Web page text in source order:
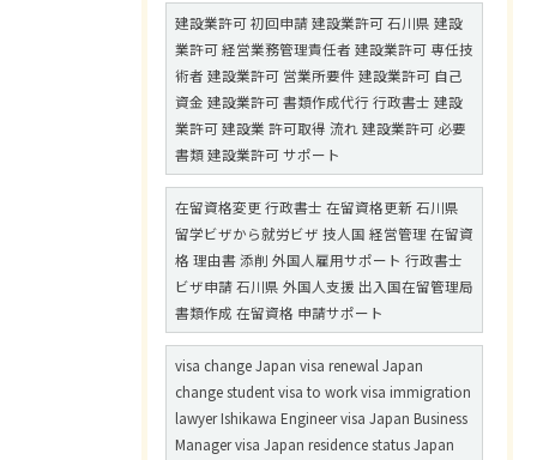
建設業許可 初回申請 建設業許可 石川県 建設
業許可 経営業務管理責任者 建設業許可 専任技
術者 建設業許可 営業所要件 建設業許可 自己
資金 建設業許可 書類作成代行 行政書士 建設
業許可 建設業 許可取得 流れ 建設業許可 必要
書類 建設業許可 サポート
在留資格変更 行政書士 在留資格更新 石川県
留学ビザから就労ビザ 技人国 経営管理 在留資
格 理由書 添削 外国人雇用サポート 行政書士
ビザ申請 石川県 外国人支援 出入国在留管理局
書類作成 在留資格 申請サポート
visa change Japan visa renewal Japan
change student visa to work visa immigration
lawyer Ishikawa Engineer visa Japan Business
Manager visa Japan residence status Japan